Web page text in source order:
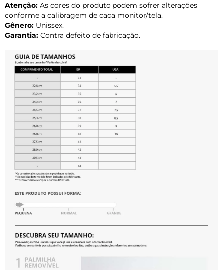
Atenção: As cores do produto podem sofrer alterações
conforme a calibragem de cada monitor/tela.
Gênero: Unissex.
Garantia: Contra defeito de fabricação.